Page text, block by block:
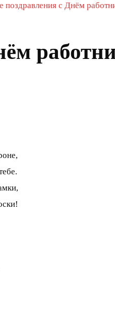
поздравления с Днём